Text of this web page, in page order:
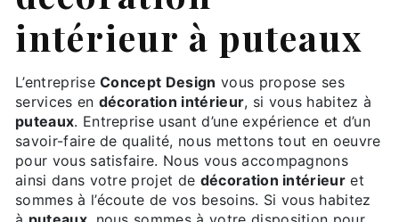
intérieur à puteaux
L’entrepriseConcept Design vous propose ses
services en décoration intérieur, si vous habitez à
puteaux. Entreprise usant d’une expérience et d’un
savoir-faire de qualité, nous mettons tout en oeuvre
pour vous satisfaire. Nous vous accompagnons
ainsi dans votre projet de décoration intérieur et
sommes à l’écoute de vos besoins. Si vous habitez